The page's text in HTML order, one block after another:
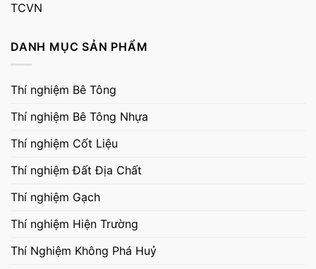
TCVN
DANH MỤC SẢN PHẨM
Thí nghiệm Bê Tông
Thí nghiệm Bê Tông Nhựa
Thí nghiệm Cốt Liệu
Thí nghiệm Đất Địa Chất
Thí nghiệm Gạch
Thí nghiệm Hiện Trường
Thí Nghiệm Không Phá Huỷ